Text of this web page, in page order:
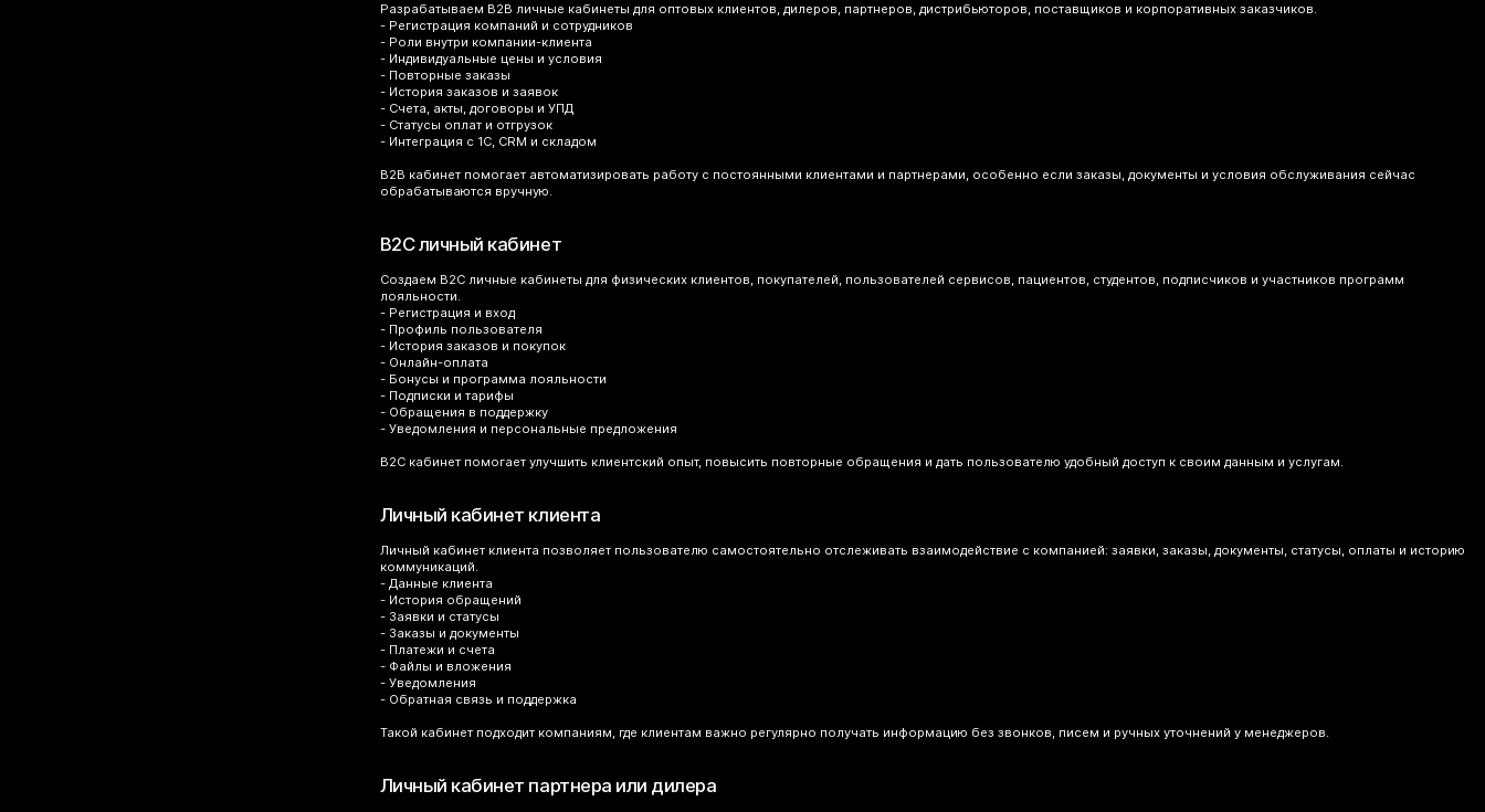
Разрабатываем B2B личные кабинеты для оптовых клиентов, дилеров, партнеров, дистрибьюторов, поставщиков и корпоративных заказчиков.
- Регистрация компаний и сотрудников
- Роли внутри компании-клиента
- Индивидуальные цены и условия
- Повторные заказы
- История заказов и заявок
- Счета, акты, договоры и УПД
- Статусы оплат и отгрузок
- Интеграция с 1С, CRM и складом
B2B кабинет помогает автоматизировать работу с постоянными клиентами и партнерами, особенно если заказы, документы и условия обслуживания сейчас
обрабатываются вручную.
B2C личный кабинет
Создаем B2C личные кабинеты для физических клиентов, покупателей, пользователей сервисов, пациентов, студентов, подписчиков и участников программ
лояльности.
- Регистрация и вход
- Профиль пользователя
- История заказов и покупок
- Онлайн-оплата
- Бонусы и программа лояльности
- Подписки и тарифы
- Обращения в поддержку
- Уведомления и персональные предложения
B2C кабинет помогает улучшить клиентский опыт, повысить повторные обращения и дать пользователю удобный доступ к своим данным и услугам.
Личный кабинет клиента
Личный кабинет клиента позволяет пользователю самостоятельно отслеживать взаимодействие с компанией: заявки, заказы, документы, статусы, оплаты и историю
коммуникаций.
- Данные клиента
- История обращений
- Заявки и статусы
- Заказы и документы
- Платежи и счета
- Файлы и вложения
- Уведомления
- Обратная связь и поддержка
Такой кабинет подходит компаниям, где клиентам важно регулярно получать информацию без звонков, писем и ручных уточнений у менеджеров.
Личный кабинет партнера или дилера